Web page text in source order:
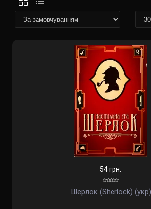
54 грн.
Шерлок (Sherlock) (укр)